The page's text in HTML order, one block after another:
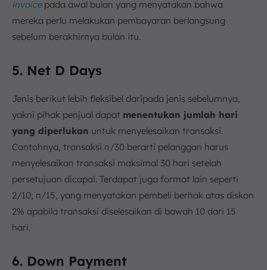
invoice pada awal bulan yang menyatakan bahwa
mereka perlu melakukan pembayaran berlangsung
sebelum berakhirnya bulan itu.
5. Net D Days
Jenis berikut lebih fleksibel daripada jenis sebelumnya,
yakni pihak penjual dapat menentukan jumlah hari
yang diperlukan untuk menyelesaikan transaksi.
Contohnya, transaksi n/30 berarti pelanggan harus
menyelesaikan transaksi maksimal 30 hari setelah
persetujuan dicapai. Terdapat juga format lain seperti
2/10; n/15, yang menyatakan pembeli berhak atas diskon
2% apabila transaksi diselesaikan di bawah 10 dari 15
hari.
6. Down Payment